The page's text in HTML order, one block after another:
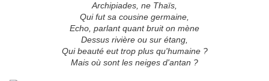
Archipiades, ne Thaïs,
Qui fut sa cousine germaine,
Echo, parlant quant bruit on mène
Dessus rivière ou sur étang,
Qui beauté eut trop plus qu'humaine ?
Mais où sont les neiges d'antan ?